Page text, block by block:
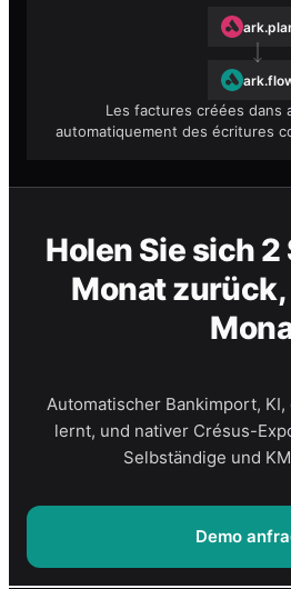
Les factures créées dans
automatiquement des écritures
Holen Sie sich
Monat
Automatischer Bankimport,
lernt, und nativer Crésus-
Selbständige und
Demo